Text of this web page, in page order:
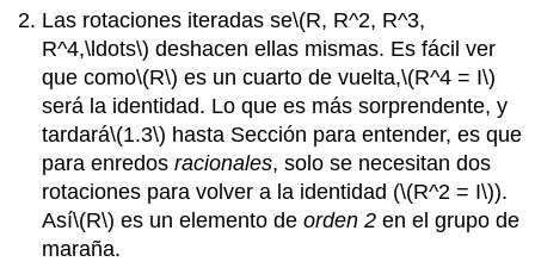
Las rotaciones iteradas se\(R, R^2, R^3,
R^4,\ldots\) deshacen ellas mismas. Es fácil ver
que como\(R\) es un cuarto de vuelta,\(R^4 = I\)
será la identidad. Lo que es más sorprendente, y
tardará\(1.3\) hasta Sección para entender, es que
para enredosracionales, solo se necesitan dos
rotaciones para volver a la identidad (\(R^2 = I\)).
Así\(R\) es un elemento deorden 2 en el grupo de
maraña.